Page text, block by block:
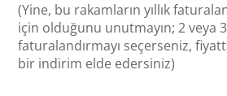
(Yine, bu rakamların yıllık
için olduğunu unutmayın; 2 veya 3
faturalandırmayı seçerseniz,
bir indirim elde edersiniz)